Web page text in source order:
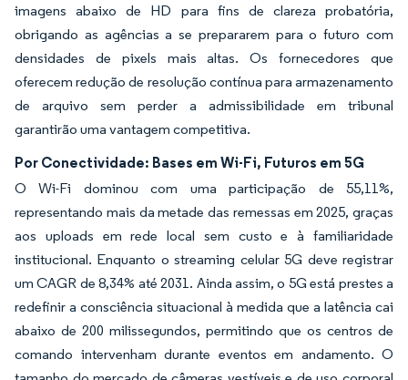
imagens abaixo de HD para fins de clareza probatória,
obrigando as agências a se prepararem para o futuro com
densidades de pixels mais altas. Os fornecedores que
oferecem redução de resolução contínua para armazenamento
de arquivo sem perder a admissibilidade em tribunal
garantirão uma vantagem competitiva.
Por Conectividade: Bases em Wi-Fi, Futuros em 5G
O Wi-Fi dominou com uma participação de 55,11%,
representando mais da metade das remessas em 2025, graças
aos uploads em rede local sem custo e à familiaridade
institucional. Enquanto o streaming celular 5G deve registrar
um CAGR de 8,34% até 2031. Ainda assim, o 5G está prestes a
redefinir a consciência situacional à medida que a latência cai
abaixo de 200 milissegundos, permitindo que os centros de
comando intervenham durante eventos em andamento. O